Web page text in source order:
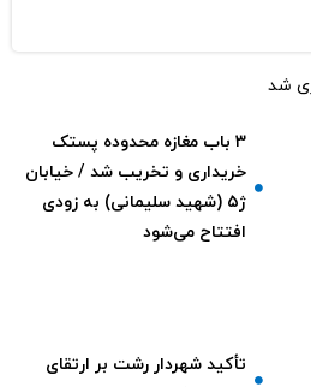
شد
۳ باب مغازه محدوده پستک
خریداری و تخریب شد / خیابان
ژ۵ (شهید سلیمانی) به زودی
افتتاح می‌شود
تأکید شهردار رشت بر ارتقای